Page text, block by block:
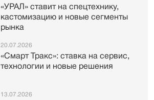
«УРАЛ» ставит на спецтехнику,
кастомизацию и новые сегменты
рынка
20.07.2026
«Смарт Тракс»: ставка на сервис,
технологии и новые решения
13.07.2026